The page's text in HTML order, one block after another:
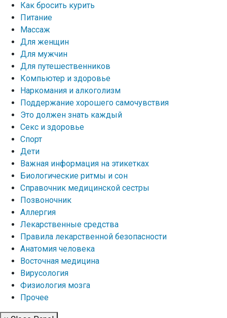
Как бросить курить
Питание
Массаж
Для женщин
Для мужчин
Для путешественников
Компьютер и здоровье
Наркомания и алкоголизм
Поддержание хорошего самочувствия
Это должен знать каждый
Секс и здоровье
Спорт
Дети
Важная информация на этикетках
Биологические ритмы и сон
Справочник медицинской сестры
Позвоночник
Аллергия
Лекарственные средства
Правила лекарственной безопасности
Aнатомия человека
Восточная медицина
Вирусология
Физиология мозга
Прочее